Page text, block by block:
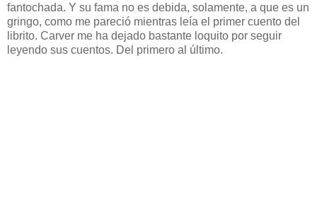
fantochada. Y su fama no es debida, solamente, a que es un
gringo, como me pareció mientras leía el primer cuento del
librito. Carver me ha dejado bastante loquito por seguir
leyendo sus cuentos. Del primero al último.